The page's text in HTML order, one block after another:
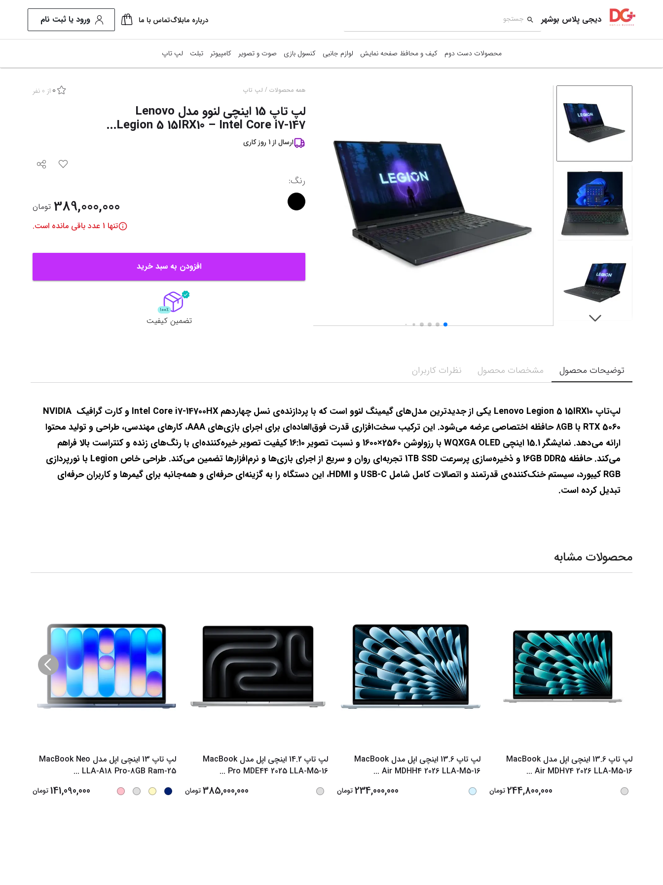
دیجی پلاس بوشهر درباره مابلاگتماس با ما ورود یا ثبت نام
محصولات دست دوم کیف و محافظ صفحه نمایش لوازم جانبی کنسول بازی صوت و تصویر کامپیوتر
قطعات کامپیوتر
آل این وان
تبلت لپ تاپ
همه محصولات / لپ تاپ 0 از 0 نفر
لپ تاپ 15 اینچی لنوو مدل Lenovo
Legion 5 15IRX10 – Intel Core i7-147...
ارسال از 1 روز کاری
رنگ:
389,000,000 تومان
تنها 1 عدد باقی مانده است.
افزودن به سبد خرید
تضمین کیفیت
توضیحات محصول مشخصات محصول نظرات کاربران
لپ‌تاپ Lenovo Legion 5 15IRX10 یکی از جدیدترین مدل‌های گیمینگ لنوو است که با پردازنده‌ی نسل چهاردهم Intel Core i7-14700HX و کارت گرافیک NVIDIA
تبدیل کرده است.
محصولات مشابه
لپ تاپ 13.6 اینچی اپل مدل MacBook
Air MDH74 2026 LLA-M5-16
...
244,800,000 تومان
لپ تاپ 13.6 اینچی اپل مدل MacBook
Air MDHH4 2026 LLA-M5-16
...
234,000,000تومان
لپ تاپ 14.2 اینچی اپل مدل MacBook
Pro MDE44 2025 LLA-M5-16
...
385,000,000 تومان
لپ تاپ 13 اینچی اپل مدل MacBook Neo
LLA-A18 Pro-8GB Ram-25
...
141,090,000تومان